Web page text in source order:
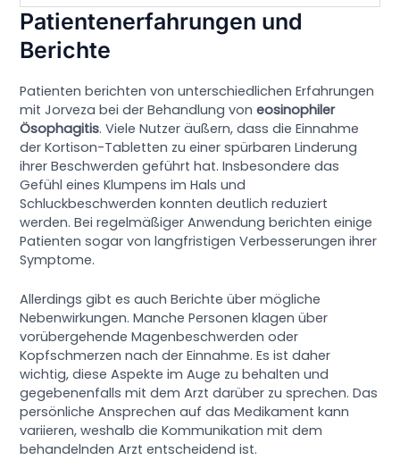
Patientenerfahrungen und
Berichte
Patienten berichten von unterschiedlichen Erfahrungen
mit Jorveza bei der Behandlung voneosinophiler
Ösophagitis. Viele Nutzer äußern, dass die Einnahme
der Kortison-Tabletten zu einer spürbaren Linderung
ihrer Beschwerden geführt hat. Insbesondere das
Gefühl eines Klumpens im Hals und
Schluckbeschwerden konnten deutlich reduziert
werden. Bei regelmäßiger Anwendung berichten einige
Patienten sogar von langfristigen Verbesserungen ihrer
Symptome.
Allerdings gibt es auch Berichte über mögliche
Nebenwirkungen. Manche Personen klagen über
vorübergehende Magenbeschwerden oder
Kopfschmerzen nach der Einnahme. Es ist daher
wichtig, diese Aspekte im Auge zu behalten und
gegebenenfalls mit dem Arzt darüber zu sprechen. Das
persönliche Ansprechen auf das Medikament kann
variieren, weshalb die Kommunikation mit dem
behandelnden Arzt entscheidend ist.